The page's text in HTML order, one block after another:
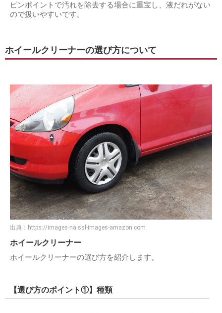
ピンポイントで汚れを除去する場合に重宝し、液だれがない
ので扱いやすいです。
ホイールクリーナーの選び方について
出典： https://images-na.ssl-images-amazon.com
ホイールクリーナー
ホイールクリーナーの選び方を紹介します。
【選び方のポイント①】種類